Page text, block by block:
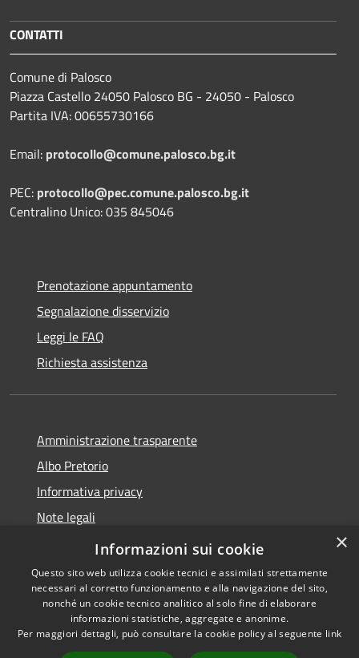
CONTATTI
Comune di Palosco
Piazza Castello 24050 Palosco BG - 24050 - Palosco
Partita IVA: 00655730166
Email: protocollo@comune.palosco.bg.it
PEC: protocollo@pec.comune.palosco.bg.it
Centralino Unico: 035 845046
Prenotazione appuntamento
Segnalazione disservizio
Leggi le FAQ
Richiesta assistenza
Amministrazione trasparente
Albo Pretorio
Informativa privacy
Note legali
Dichiarazione di accessibilità
Accessibilità
Copyright © 2026 • Comune di
Palosco • Powered by
×
Informazioni sui cookie
Questo sito web utilizza cookie tecnici e assimilati strettamente
necessari al corretto funzionamento e alla navigazione del sito,
nonché un cookie tecnico analitico al solo fine di elaborare
informazioni statistiche, aggregate e anonime.
Per maggiori dettagli, può consultare la cookie policy al seguente link